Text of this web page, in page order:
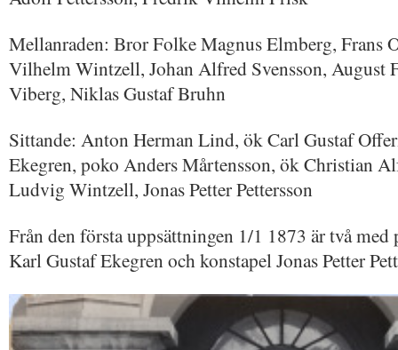
Mellanraden: Bror Folke Magnus Elmberg, Frans
Vilhelm Wintzell, Johan Alfred Svensson, August
Viberg, Niklas Gustaf Bruhn
Sittande: Anton Herman Lind, ök Carl Gustaf
Ekegren, poko Anders Mårtensson, ök Christian
Ludvig Wintzell, Jonas Petter Pettersson
Från den första uppsättningen 1/1 1873 är två med
Karl Gustaf Ekegren och konstapel Jonas Petter